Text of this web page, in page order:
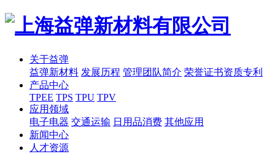
关于益弹
益弹新材料 发展历程 管理团队简介 荣誉证书资质专利
产品中心
TPEE TPS TPU TPV
应用领域
电子电器 交通运输 日用品消费 其他应用
新闻中心
人才资源